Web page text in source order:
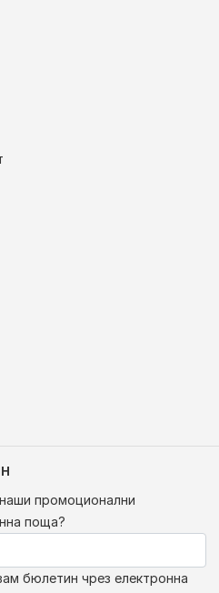
промоционални
поща?
бюлетин чрез електронна